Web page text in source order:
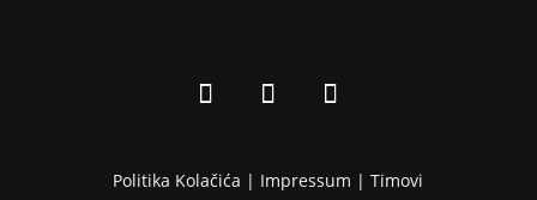
Politika Kolačića | Impressum |Timovi